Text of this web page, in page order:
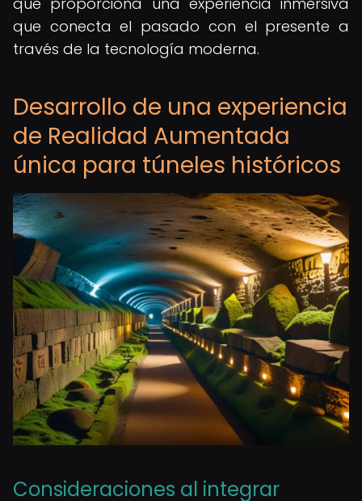
que conecta el pasado con el presente a
través de la tecnología moderna.
Desarrollo de una experiencia
de Realidad Aumentada
única para túneles históricos
Consideraciones al integrar